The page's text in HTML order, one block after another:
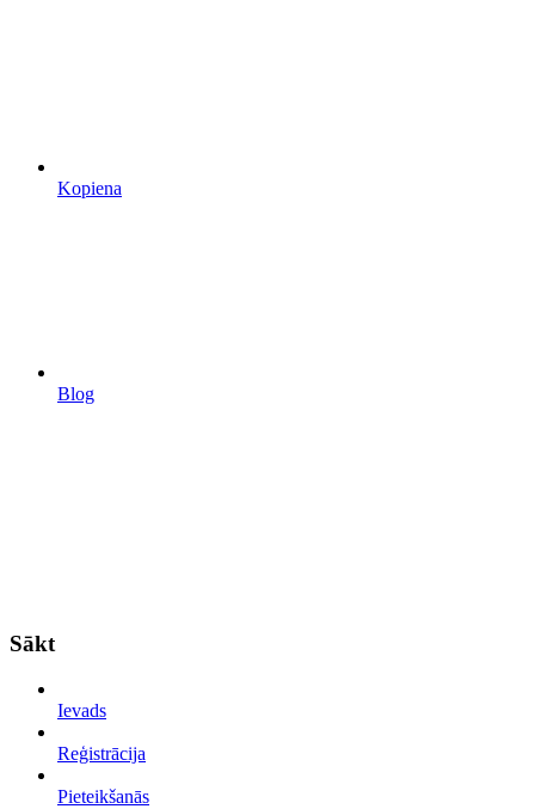
Kopiena
Blog
Sākt
Ievads
Reģistrācija
Pieteikšanās